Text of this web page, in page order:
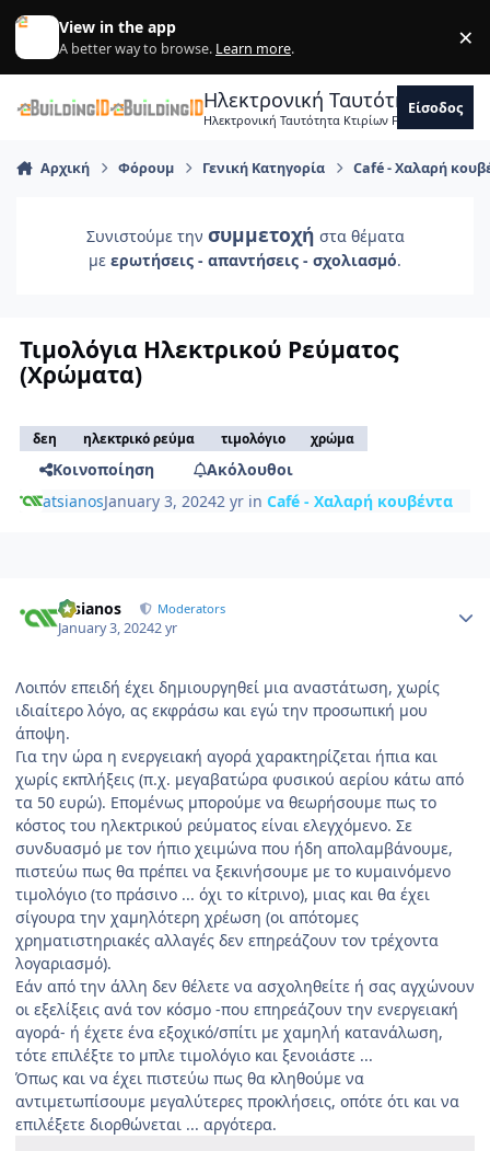
Skip to content
View in the app
A better way to browse. Learn more. ×
Ηλεκτρονική Ταυτότητα
Ηλεκτρονική Ταυτότητα Κτιρίων Forum
Είσοδος
Αρχική Φόρουμ Γενική Κατηγορία Café - Χαλαρή
Συνιστούμε την συμμετοχή στα θέματα
με ερωτήσεις - απαντήσεις - σχολιασμό.
Τιμολόγια Ηλεκτρικού Ρεύματος
(Χρώματα)
δεη ηλεκτρικό ρεύμα τιμολόγιο χρώμα
Κοινοποίηση
Ακόλουθοι
atsianosJanuary 3, 20242 yr inCafé - Χαλαρή κουβέντα
atsianos Moderators
January 3, 20242 yr
Λοιπόν επειδή έχει δημιουργηθεί μια αναστάτωση, χωρίς
ιδιαίτερο λόγο, ας εκφράσω και εγώ την προσωπική μου
άποψη.
Για την ώρα η ενεργειακή αγορά χαρακτηρίζεται ήπια και
χωρίς εκπλήξεις (π.χ. μεγαβατώρα φυσικού αερίου κάτω από
τα 50 ευρώ). Επομένως μπορούμε να θεωρήσουμε πως το
κόστος του ηλεκτρικού ρεύματος είναι ελεγχόμενο. Σε
συνδυασμό με τον ήπιο χειμώνα που ήδη απολαμβάνουμε,
πιστεύω πως θα πρέπει να ξεκινήσουμε με το κυμαινόμενο
τιμολόγιο (το πράσινο ... όχι το κίτρινο), μιας και θα έχει
σίγουρα την χαμηλότερη χρέωση (οι απότομες
χρηματιστηριακές αλλαγές δεν επηρεάζουν τον τρέχοντα
λογαριασμό).
Εάν από την άλλη δεν θέλετε να ασχοληθείτε ή σας αγχώνουν
οι εξελίξεις ανά τον κόσμο -που επηρεάζουν την ενεργειακή
αγορά- ή έχετε ένα εξοχικό/σπίτι με χαμηλή κατανάλωση,
τότε επιλέξτε το μπλε τιμολόγιο και ξενοιάστε ...
Όπως και να έχει πιστεύω πως θα κληθούμε να
αντιμετωπίσουμε μεγαλύτερες προκλήσεις, οπότε ότι και να
επιλέξετε διορθώνεται ... αργότερα.